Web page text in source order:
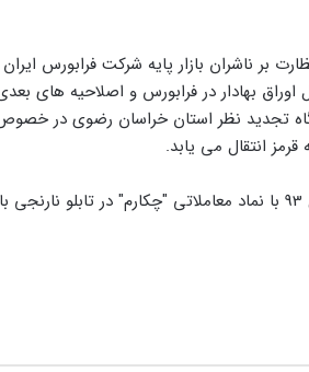
بر ناشران بازار پایه شرکت فرابورس ایران
بهادار در فرابورس و اصلاحیه های
فرابورس با توجه به صدور رای شعبه 21 دادگاه تجدید نظر استان خراسان
انتقال می یابد.
شایان ذکر است شرکت کارتن مشهد از 24 فروردین سال 93 با نماد معاملاتی "چکارم" در